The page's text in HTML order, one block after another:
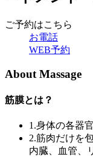
ご予約はこちら
お電話
WEB予約
About Massage
筋膜とは？
1.身体の各器
2.筋肉だけを
内臓、血管、